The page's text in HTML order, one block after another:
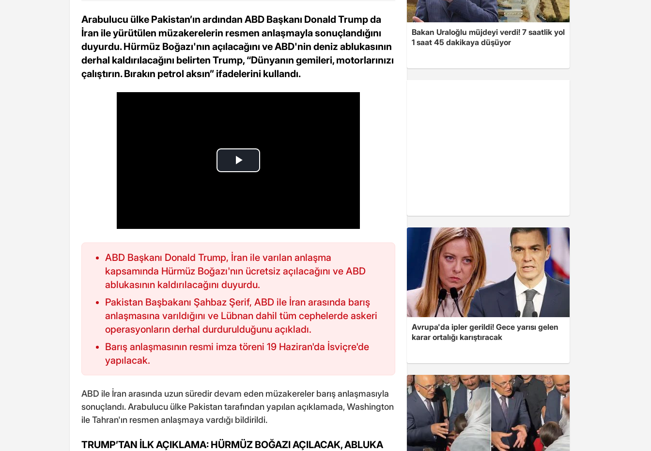
Arabulucu ülke Pakistan’ın ardından ABD Başkanı Donald Trump da
İran ile yürütülen müzakerelerin resmen anlaşmayla sonuçlandığını
duyurdu. Hürmüz Boğazı'nın açılacağını ve ABD'nin deniz ablukasının
derhal kaldırılacağını belirten Trump, “Dünyanın gemileri, motorlarınızı
çalıştırın. Bırakın petrol aksın” ifadelerini kullandı.
ABD Başkanı Donald Trump, İran ile varılan anlaşma
kapsamında Hürmüz Boğazı'nın ücretsiz açılacağını ve ABD
ablukasının kaldırılacağını duyurdu.
Pakistan Başbakanı Şahbaz Şerif, ABD ile İran arasında barış
anlaşmasına varıldığını ve Lübnan dahil tüm cephelerde askeri
operasyonların derhal durdurulduğunu açıkladı.
Barış anlaşmasının resmi imza töreni 19 Haziran'da İsviçre'de
yapılacak.
ABD ile İran arasında uzun süredir devam eden müzakereler barış anlaşmasıyla
sonuçlandı. Arabulucu ülke Pakistan tarafından yapılan açıklamada, Washington
ile Tahran'ın resmen anlaşmaya vardığı bildirildi.
TRUMP’TAN İLK AÇIKLAMA: HÜRMÜZ BOĞAZI AÇILACAK, ABLUKA
Bakan Uraloğlu müjdeyi verdi! 7 saatlik yol
1 saat 45 dakikaya düşüyor
Avrupa'da ipler gerildi! Gece yarısı gelen
karar ortalığı karıştıracak